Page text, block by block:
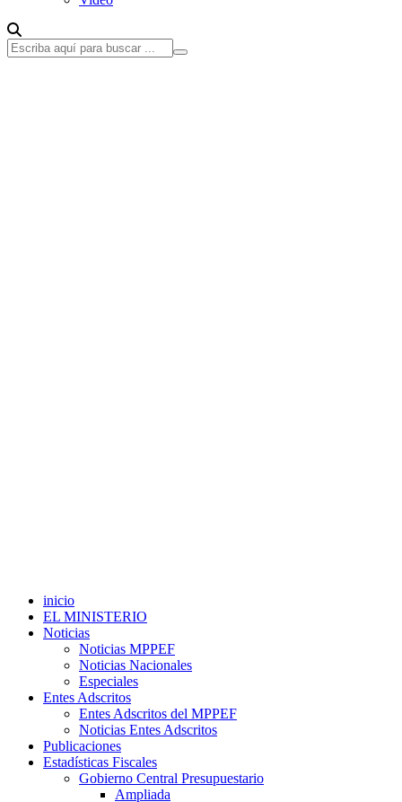
inicio
EL MINISTERIO
Noticias
Noticias MPPEF
Noticias Nacionales
Especiales
Entes Adscritos
Entes Adscritos del MPPEF
Noticias Entes Adscritos
Publicaciones
Estadísticas Fiscales
Gobierno Central Presupuestario
Ampliada